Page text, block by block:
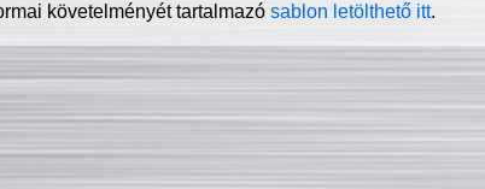
követelményét tartalmazósablon letölthető itt.